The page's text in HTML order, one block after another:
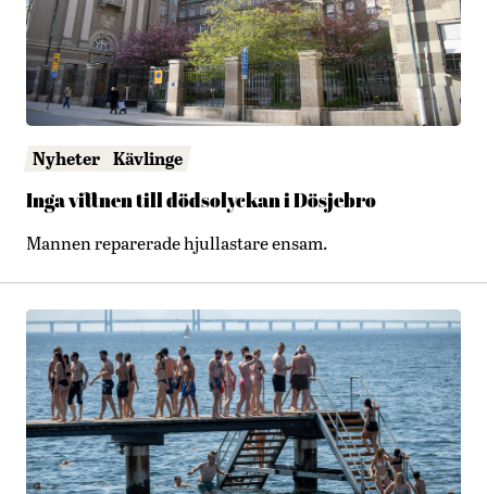
Nyheter Kävlinge
Inga vittnen till dödsolyckan i Dösjebro
Mannen reparerade hjullastare ensam.